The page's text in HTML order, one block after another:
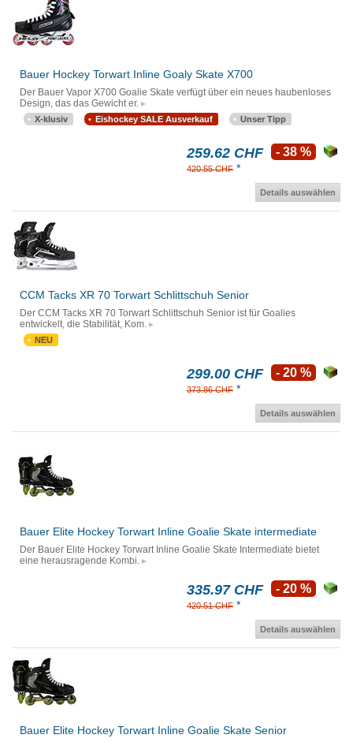
Bauer Hockey Torwart Inline Goaly Skate X700
Der Bauer Vapor X700 Goalie Skate verfügt über ein neues haubenloses
Design, das das Gewicht er.
X-klusiv Eishockey SALE Ausverkauf Unser Tipp
259.62 CHF
420.55 CHF *
- 38 %
Details auswählen
CCM Tacks XR 70 Torwart Schlittschuh Senior
Der CCM Tacks XR 70 Torwart Schlittschuh Senior ist für Goalies
entwickelt, die Stabilität, Kom.
NEU
299.00 CHF
373.86 CHF *
- 20 %
Details auswählen
Bauer Elite Hockey Torwart Inline Goalie Skate intermediate
Der Bauer Elite Hockey Torwart Inline Goalie Skate Intermediate bietet
eine herausragende Kombi.
335.97 CHF
420.51 CHF *
- 20 %
Details auswählen
Bauer Elite Hockey Torwart Inline Goalie Skate Senior